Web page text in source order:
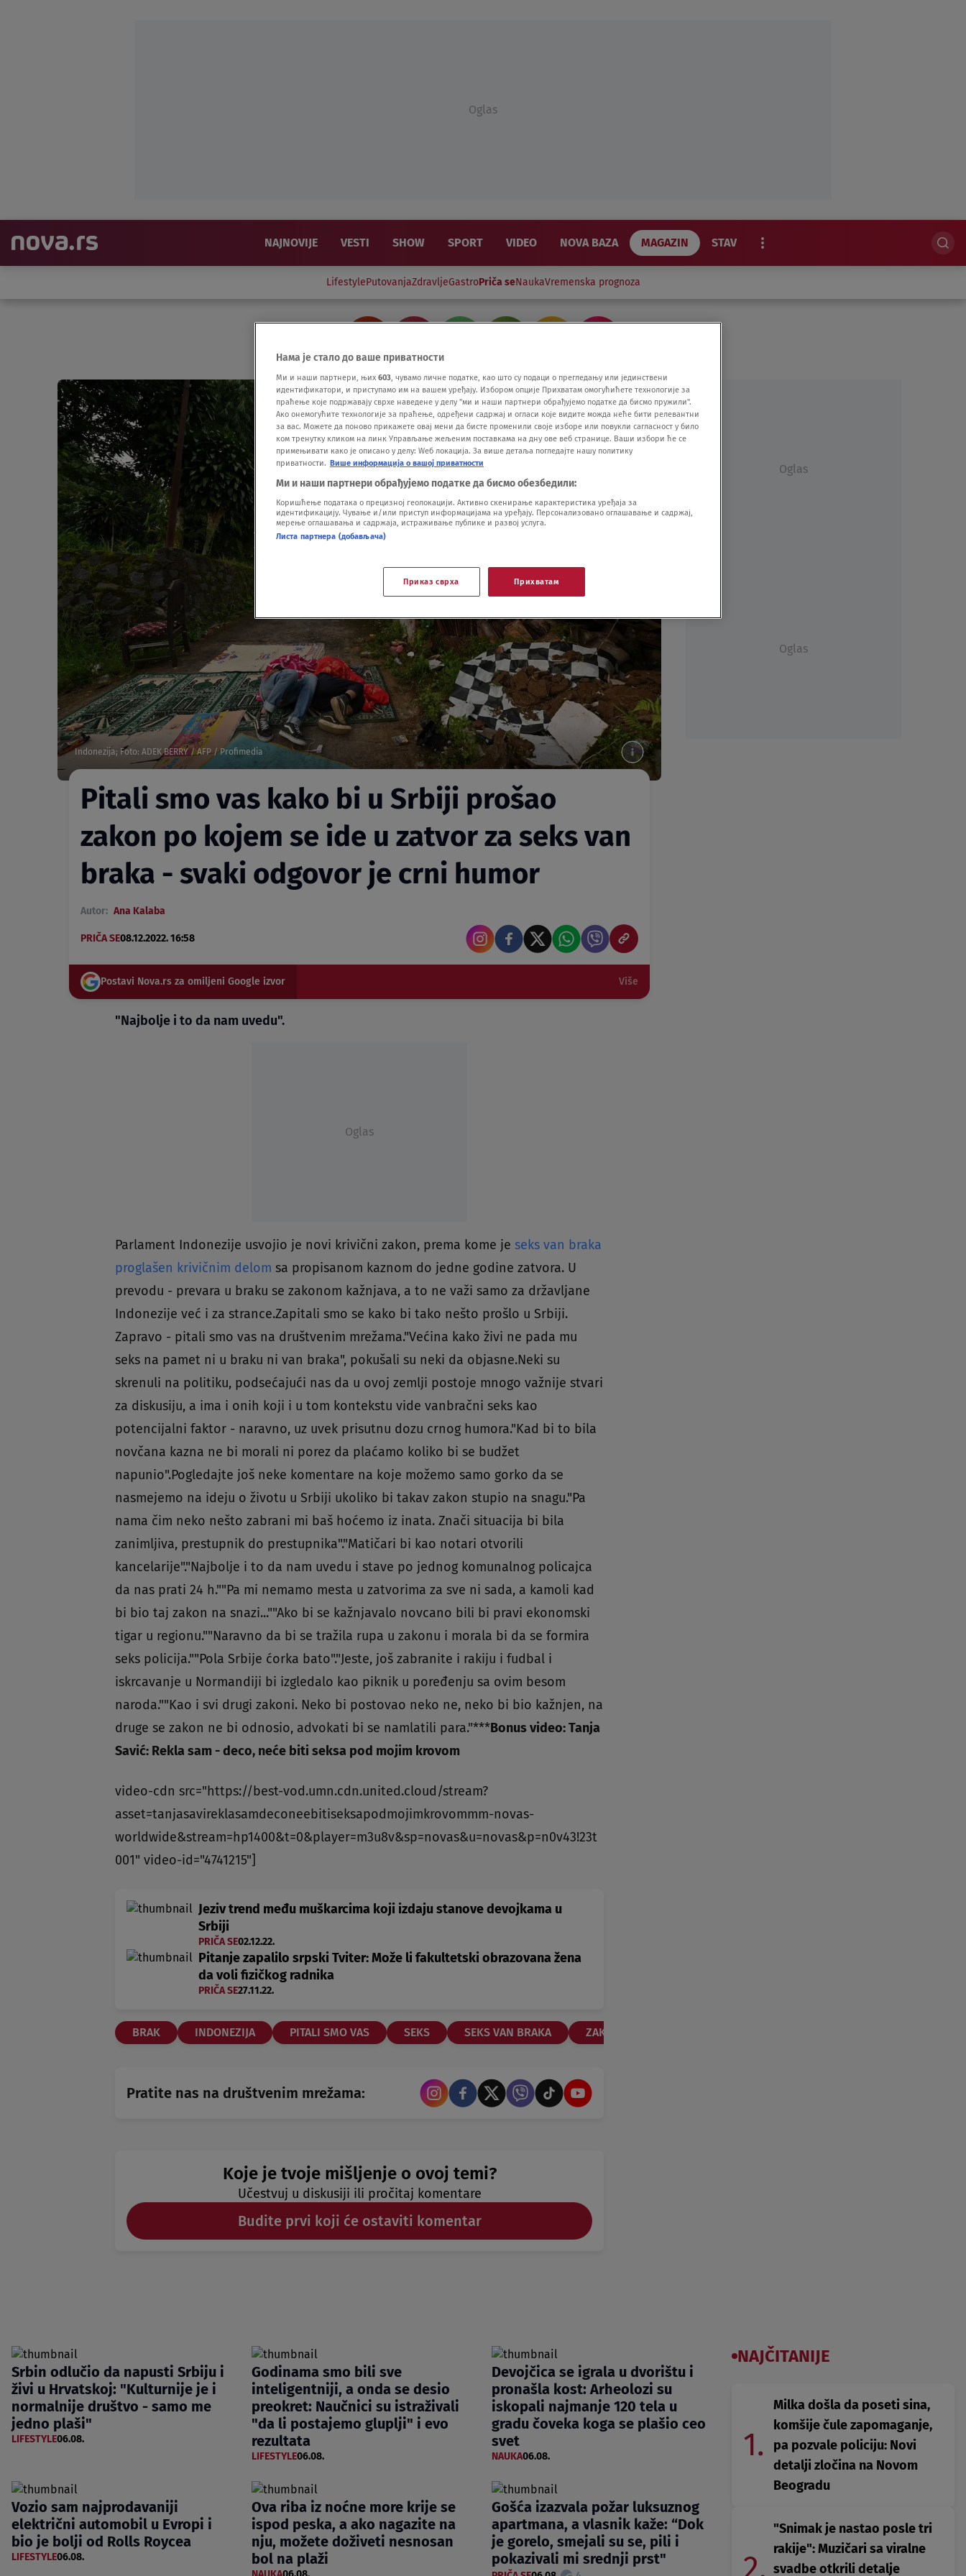
Oglas
NAJNOVIJE VESTI SHOW SPORT VIDEO NOVA BAZA MAGAZIN STAV
LifestylePutovanjaZdravljeGastroPriča seNaukaVremenska prognoza
Indonezija; Foto: ADEK BERRY / AFP / Profimedia
Pitali smo vas kako bi u Srbiji prošao
zakon po kojem se ide u zatvor za seks van
braka - svaki odgovor je crni humor
Autor: Ana Kalaba
PRIČA SE08.12.2022. 16:58
Postavi Nova.rs za omiljeni Google izvor Više
"Najbolje i to da nam uvedu".
Oglas
Parlament Indonezije usvojio je novi krivični zakon, prema kome je seks van braka
proglašen krivičnim delom sa propisanom kaznom do jedne godine zatvora. U
prevodu - prevara u braku se zakonom kažnjava, a to ne važi samo za državljane
Indonezije već i za strance.Zapitali smo se kako bi tako nešto prošlo u Srbiji.
Zapravo - pitali smo vas na društvenim mrežama."Većina kako živi ne pada mu
seks na pamet ni u braku ni van braka", pokušali su neki da objasne.Neki su
skrenuli na politiku, podsećajući nas da u ovoj zemlji postoje mnogo važnije stvari
za diskusiju, a ima i onih koji i u tom kontekstu vide vanbračni seks kao
potencijalni faktor - naravno, uz uvek prisutnu dozu crnog humora."Kad bi to bila
novčana kazna ne bi morali ni porez da plaćamo koliko bi se budžet
napunio".Pogledajte još neke komentare na koje možemo samo gorko da se
nasmejemo na ideju o životu u Srbiji ukoliko bi takav zakon stupio na snagu."Pa
nama čim neko nešto zabrani mi baš hoćemo iz inata. Znači situacija bi bila
zanimljiva, prestupnik do prestupnika"."Matičari bi kao notari otvorili
kancelarije"."Najbolje i to da nam uvedu i stave po jednog komunalnog policajca
da nas prati 24 h.""Pa mi nemamo mesta u zatvorima za sve ni sada, a kamoli kad
bi bio taj zakon na snazi...""Ako bi se kažnjavalo novcano bili bi pravi ekonomski
tigar u regionu.""Naravno da bi se tražila rupa u zakonu i morala bi da se formira
seks policija.""Pola Srbije ćorka bato"."Jeste, još zabranite i rakiju i fudbal i
iskrcavanje u Normandiji bi izgledalo kao piknik u poređenju sa ovim besom
naroda.""Kao i svi drugi zakoni. Neko bi postovao neko ne, neko bi bio kažnjen, na
druge se zakon ne bi odnosio, advokati bi se namlatili para."***Bonus video: Tanja
Savić: Rekla sam - deco, neće biti seksa pod mojim krovom
video-cdn src="https://best-vod.umn.cdn.united.cloud/stream?
asset=tanjasavireklasamdeconeebitiseksapodmojimkrovommm-novas-
worldwide&stream=hp1400&t=0&player=m3u8v&sp=novas&u=novas&p=n0v43!23t
001" video-id="4741215"]
Jeziv trend među muškarcima koji izdaju stanove devojkama u
Srbiji
PRIČA SE02.12.22.
Pitanje zapalilo srpski Tviter: Može li fakultetski obrazovana žena
da voli fizičkog radnika
PRIČA SE27.11.22.
BRAK INDONEZIJA PITALI SMO VAS SEKS SEKS VAN BRAKA ZAKON
Pratite nas na društvenim mrežama:
Koje je tvoje mišljenje o ovoj temi?
Učestvuj u diskusiji ili pročitaj komentare
Budite prvi koji će ostaviti komentar
Oglas
Oglas
Srbin odlučio da napusti Srbiju i
živi u Hrvatskoj: "Kulturnije je i
normalnije društvo - samo me
jedno plaši"
LIFESTYLE06.08.
Godinama smo bili sve
inteligentniji, a onda se desio
preokret: Naučnici su istraživali
"da li postajemo gluplji" i evo
rezultata
LIFESTYLE06.08.
Devojčica se igrala u dvorištu i
pronašla kost: Arheolozi su
iskopali najmanje 120 tela u
gradu čoveka koga se plašio ceo
svet
NAUKA06.08.
Vozio sam najprodavaniji
električni automobil u Evropi i
bio je bolji od Rolls Roycea
LIFESTYLE06.08.
Ova riba iz noćne more krije se
ispod peska, a ako nagazite na
nju, možete doživeti nesnosan
bol na plaži
Gošća izazvala požar luksuznog
apartmana, a vlasnik kaže: “Dok
je gorelo, smejali su se, pili i
pokazivali mi srednji prst"
NAJČITANIJE
1.
Milka došla da poseti sina,
komšije čule zapomaganje,
pa pozvale policiju: Novi
detalji zločina na Novom
Beogradu
2.
"Snimak je nastao posle tri
rakije": Muzičari sa viralne
svadbe otkrili detalje
Нама је стало до ваше приватности
Ми и наши партнери, њих 603, чувамо личне податке, као што су подаци о прегледању или јединствени
идентификатори, и приступамо им на вашем уређају. Избором опције Прихватам омогућићете технологије за
праћење које подржавају сврхе наведене у делу "ми и наши партнери обрађујемо податке да бисмо пружили".
Ако онемогућите технологије за праћење, одређени садржај и огласи које видите можда неће бити релевантни
за вас. Можете да поново прикажете овај мени да бисте променили своје изборе или повукли сагласност у било
ком тренутку кликом на линк Управљање жељеним поставкама на дну ове веб странице. Ваши избори ће се
примењивати како је описано у делу: Wеб локација. За више детаља погледајте нашу политику
приватности. Више информација о вашој приватности
Ми и наши партнери обрађујемо податке да бисмо обезбедили:
Коришћење података о прецизној геолокацији. Активно скенирање карактеристика уређаја за
идентификацију. Чување и/или приступ информацијама на уређају. Персонализовано оглашавање и садржај,
мерење оглашавања и садржаја, истраживање публике и развој услуга.
Листа партнера (добављача)
Приказ сврха Прихватам